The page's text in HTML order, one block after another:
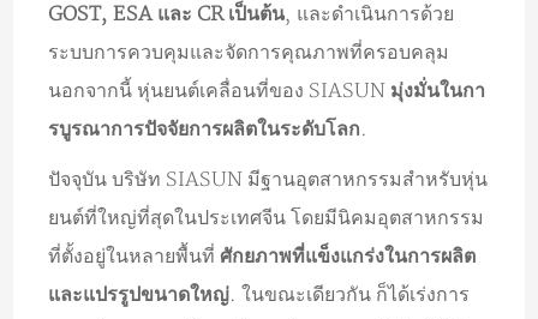
GOST, ESA และ CR เป็นต้น, และดำเนินการด้วย
ระบบการควบคุมและจัดการคุณภาพที่ครอบคลุม
นอกจากนี้ หุ่นยนต์เคลื่อนที่ของ SIASUN มุ่งมั่นในกา
รบูรณาการปัจจัยการผลิตในระดับโลก.
ปัจจุบัน บริษัท SIASUN มีฐานอุตสาหกรรมสำหรับหุ่น
ยนต์ที่ใหญ่ที่สุดในประเทศจีน โดยมีนิคมอุตสาหกรรม
ที่ตั้งอยู่ในหลายพื้นที่ ศักยภาพที่แข็งแกร่งในการผลิต
และแปรรูปขนาดใหญ่. ในขณะเดียวกัน ก็ได้เร่งการ